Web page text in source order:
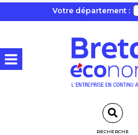
Votre département :
RECHERCHE